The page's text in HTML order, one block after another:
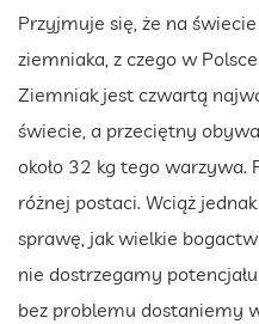
Przyjmuje się, że na
ziemniaka, z czego w
Ziemniak jest czwartą
świecie, a przeciętny
około 32 kg tego warzywa.
różnej postaci. Wciąż
sprawę, jak wielkie
nie dostrzegamy
bez problemu dostaniemy